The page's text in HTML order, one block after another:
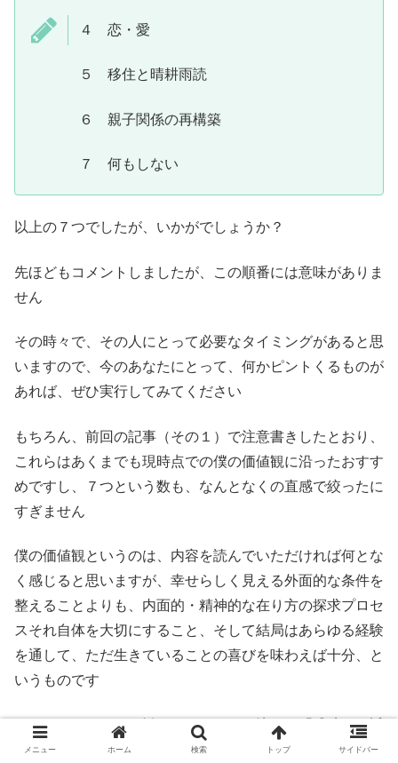
４ 恋・愛
５ 移住と晴耕雨読
６ 親子関係の再構築
７ 何もしない
以上の７つでしたが、いかがでしょうか？
先ほどもコメントしましたが、この順番には意味がありま
せん
その時々で、その人にとって必要なタイミングがあると思
いますので、今のあなたにとって、何かピントくるものが
あれば、ぜひ実行してみてください
もちろん、前回の記事（その１）で注意書きしたとおり、
これらはあくまでも現時点での僕の価値観に沿ったおすす
めですし、７つという数も、なんとなくの直感で絞ったに
すぎません
僕の価値観というのは、内容を読んでいただければ何とな
く感じると思いますが、幸せらしく見える外面的な条件を
整えることよりも、内面的・精神的な在り方の探求プロセ
スそれ自体を大切にすること、そして結局はあらゆる経験
を通して、ただ生きていることの喜びを味わえば十分、と
いうものです
ですので、ここでお勧めしたことは、決して「成功への近
道」みたいな話ではありません
メニュー ホーム 検索 トップ サイドバー